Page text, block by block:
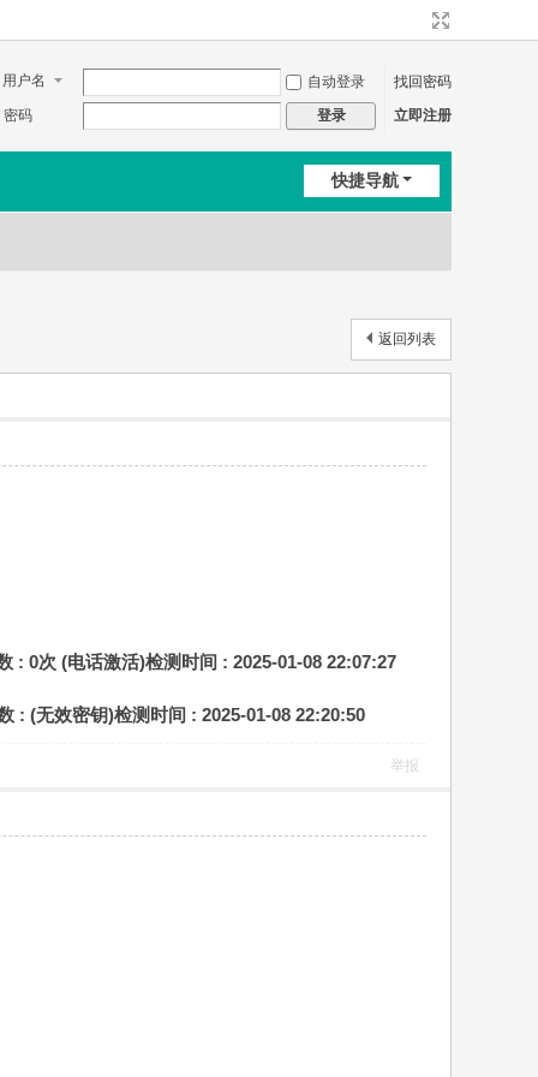
用户名 自动登录
找回密码
密码
登录 立即注册
快捷导航
返回列表
: 0次 (电话激活)检测时间 : 2025-01-08 22:07:27
: (无效密钥)检测时间 : 2025-01-08 22:20:50
举报